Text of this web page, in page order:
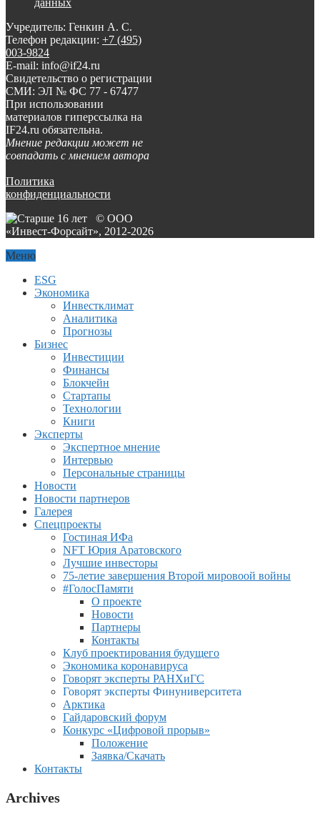
данных
Учредитель: Генкин А. С.
Телефон редакции: +7 (495)
003-9824
E-mail: info@if24.ru
Свидетельство о регистрации
СМИ: ЭЛ № ФС 77 - 67477
При использовании
материалов гиперссылка на
IF24.ru обязательна.
Мнение редакции может не
совпадать с мнением автора
Политика
конфиденциальности
© ООО
«Инвест-Форсайт», 2012-2026
Меню
ESG
Экономика
Инвестклимат
Аналитика
Прогнозы
Бизнес
Инвестиции
Финансы
Блокчейн
Стартапы
Технологии
Книги
Эксперты
Экспертное мнение
Интервью
Персональные страницы
Новости
Новости партнеров
Галерея
Спецпроекты
Гостиная ИФа
NFT Юрия Аратовского
Лучшие инвесторы
75-летие завершения Второй мировоой войны
#ГолосПамяти
О проекте
Новости
Партнеры
Контакты
Клуб проектирования будущего
Экономика коронавируса
Говорят эксперты РАНХиГС
Говорят эксперты Финуниверситета
Арктика
Гайдаровский форум
Конкурс «Цифровой прорыв»
Положение
Заявка/Скачать
Контакты
Archives